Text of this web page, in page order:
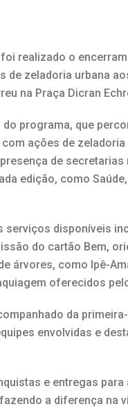
realizado o
de zeladoria urbana
na Praça Dicran
programa, que
ações de
de
edição, como
serviços disponíveis
do cartão Bem,
árvores, como Ipê-
oferecidos
da
envolvidas e
e entregas
a diferença na